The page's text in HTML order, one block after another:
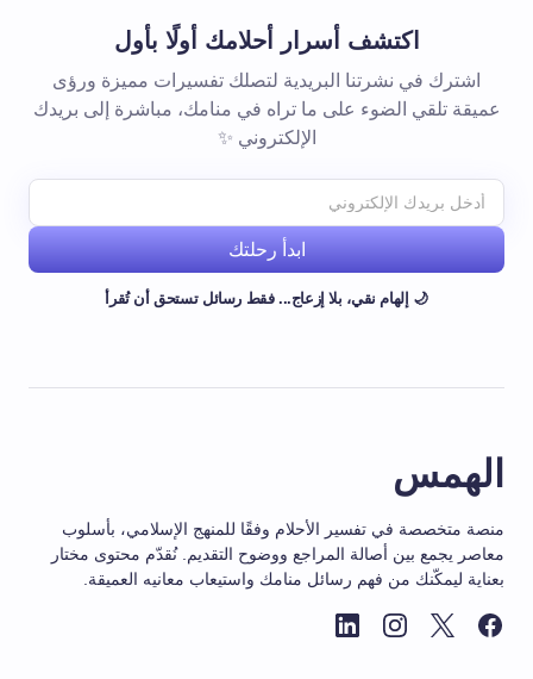
اكتشف أسرار أحلامك أولًا بأول
اشترك في نشرتنا البريدية لتصلك تفسيرات مميزة ورؤى
عميقة تلقي الضوء على ما تراه في منامك، مباشرة إلى بريدك
الإلكتروني ✨
ابدأ رحلتك
🌙 إلهام نقي، بلا إزعاج... فقط رسائل تستحق أن تُقرأ
الهمس
منصة متخصصة في تفسير الأحلام وفقًا للمنهج الإسلامي، بأسلوب
معاصر يجمع بين أصالة المراجع ووضوح التقديم. نُقدّم محتوى مختار
بعناية ليمكّنك من فهم رسائل منامك واستيعاب معانيه العميقة.